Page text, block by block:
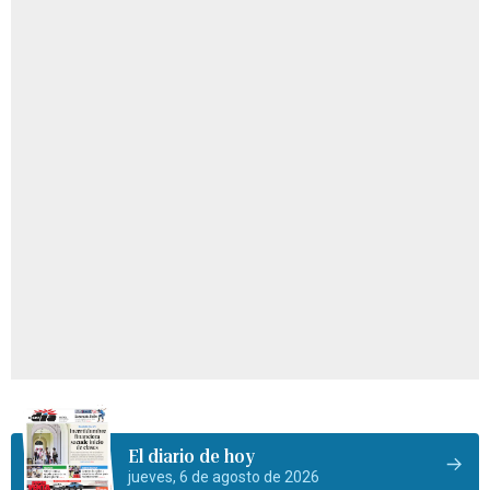
El diario de hoy
jueves, 6 de agosto de 2026